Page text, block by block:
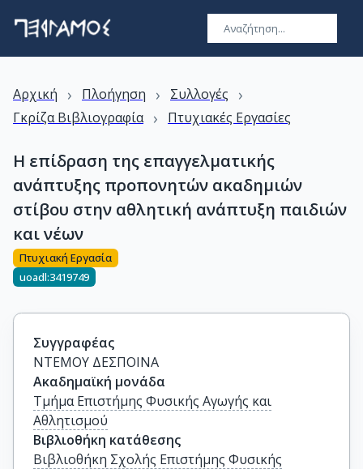
Αρχική › Πλοήγηση › Συλλογές ›
Γκρίζα Βιβλιογραφία › Πτυχιακές Εργασίες
Η επίδραση της επαγγελματικής
ανάπτυξης προπονητών ακαδημιών
στίβου στην αθλητική ανάπτυξη παιδιών
και νέων
Πτυχιακή Εργασία
uoadl:3419749
Συγγραφέας
ΝΤΕΜΟΥ ΔΕΣΠΟΙΝΑ
Ακαδημαϊκή μονάδα
Τμήμα Επιστήμης Φυσικής Αγωγής και
Αθλητισμού
Βιβλιοθήκη κατάθεσης
Βιβλιοθήκη Σχολής Επιστήμης Φυσικής